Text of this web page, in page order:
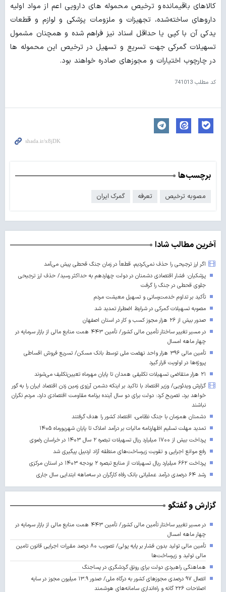
کالاهای باقیمانده و ترخیص محموله های دارویی اعم از مواد اولیه
داروهای ساخته‌شده، تجهیزات و ملزومات پزشکی و لوازم و قطعات
یدکی آن با کپی یا حداقل اسناد نیز فراهم شده و همچنان مشمول
تسهیلات گمرکی جهت تسریع و تسهیل در ترخیص این محموله ها
در چارچوب اختیارات و مجوزهای صادره خواهند بود.
کد مطلب 741013
برچسب‌ها
مصوبه ترخیص تعرفه گمرک ایران
آخرین مطالب شادا
اگر ارز ترجیحی را حذف نمی‌کردیم، قطعاً در زمان جنگ قحطی پیش می‌آمد
پزشکیان: فشار اقتصادی دشمنان در دولت چهاردهم به حداکثر رسید/ حذف ارز ترجیحی
جلوی قحطی در جنگ را گرفت
تأکید بر تداوم خدمت‌رسانی و تسهیل معیشت مردم
مصوبه تسهیلات گمرکی در شرایط اضطرار تمدید شد
صدور بیش از ۲۶ هزار مجوز کسب‌ و کار در استان اصفهان
در مسیر تغییر ساختار تأمین مالی کشور/ تأمین ۴۴۳ همت منابع مالی از بازار سرمایه در
چهار ماهه امسال
تأمین مالی ۳۹۶ هزار واحد نهضت ملی توسط بانک مسکن/ تسریع فروش اقساطی
پروژه‌ها در اولویت قرار گیرد
۲۱ هزار متقاضی تسهیلات تکلیفی همدان تا پایان مهرماه تعیین‌تکلیف می‌شوند
گزارش ویدئویی/ وزیر اقتصاد با تاکید بر اینکه دشمن آرزوی زمین زدن اقتصاد ایران را به گور
خواهد برد، تصریح کرد: دولت برای دو سال آینده برنامه مقاومت اقتصادی دارد، مردم نگران
نباشند
دشمنان همزمان با جنگ نظامی، اقتصاد کشور را هدف گرفتند
تمدید مهلت تسلیم اظهارنامه مالیات بر درآمد املاک تا پایان شهریورماه ۱۴۰۵
پرداخت بیش از ۱۷۰۰ میلیارد ریال تسهیلات تبصره ۲ سال ۱۴۰۳ در خراسان رضوی
رفع موانع اجرایی و تقویت زیرساخت‌های منطقه آزاد اردبیل پیگیری شد
پرداخت ۶۶۲ میلیارد ریال تسهیلات از منابع تبصره ۲ بودجه ۱۴۰۳ در استان مرکزی
رشد ۶۴ درصدی درآمد عملیاتی بانک رفاه کارگران در سه‌ماهه ابتدایی سال جاری
گزارش و گفتگو
در مسیر تغییر ساختار تأمین مالی کشور/ تأمین ۴۴۳ همت منابع مالی از بازار سرمایه در
چهار ماهه امسال
تأمین مالی تولید بدون فشار بر پایه پولی/ تصویب ۸۰ درصد مقررات اجرایی قانون تامین
مالی تولید و زیرساخت‌ها
هماهنگی راهبردی دولت برای رونق گردشگری در پساجنگ
اتصال ۹۷ درصدی مجوزهای کشور به درگاه ملی/ صدور ۱۳.۹ میلیون مجوز در سایه
اصلاحات ۲۲۶ گانه و راه‌اندازی سامانه‌های هوشمند